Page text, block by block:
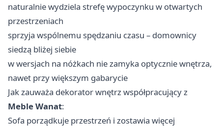
naturalnie wydziela strefę wypoczynku w otwartych
przestrzeniach
sprzyja wspólnemu spędzaniu czasu – domownicy
siedzą bliżej siebie
w wersjach na nóżkach nie zamyka optycznie wnętrza,
nawet przy większym gabarycie
Jak zauważa dekorator wnętrz współpracujący z
Meble Wanat:
Sofa porządkuje przestrzeń i zostawia więcej